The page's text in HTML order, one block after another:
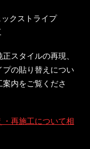
クストライプ
スタイルの再現、
プの貼り替えについ
内をご覧くださ
・再施工について相